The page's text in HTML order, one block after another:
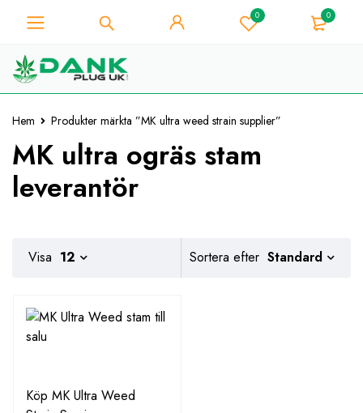
0 0
Hem Produkter märkta ”MK ultra weed strain supplier”
MK ultra ogräs stam
leverantör
Sortera efter Standard
Visa 12
Köp MK Ultra Weed
För Weed Lover - Få 10%
omedelbar rabatt på varje
"WELCOME10"